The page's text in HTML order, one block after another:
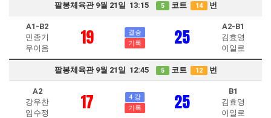
팔봉체육관 9월 21일 13:15 5 코트 14 번
A1-B2
민종기
우이음
19
결승
기록
25
A2-B1
김효영
이일로
팔봉체육관 9월 21일 12:45 5 코트 12 번
A2
강우찬
임수정
17
4 강
기록
25
B1
김효영
이일로